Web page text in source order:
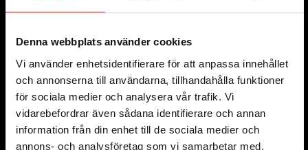
Denna webbplats använder cookies
Vi använder enhetsidentifierare för att anpassa innehållet
och annonserna till användarna, tillhandahålla funktioner
för sociala medier och analysera vår trafik. Vi
vidarebefordrar även sådana identifierare och annan
information från din enhet till de sociala medier och
annons- och analysföretag som vi samarbetar med.